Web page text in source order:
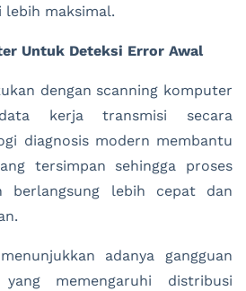
lebih maksimal.
Untuk Deteksi Error Awal
dengan scanning komputer
kerja transmisi secara
diagnosis modern membantu
tersimpan sehingga proses
berlangsung lebih cepat dan
adanya gangguan
memengaruhi distribusi